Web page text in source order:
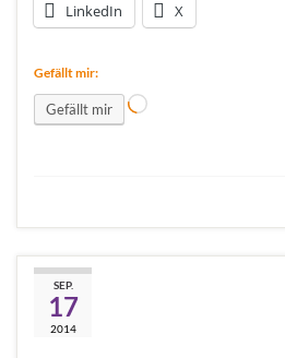
LinkedIn X
Gefällt mir:
Gefällt mir
SEP.
17
2014